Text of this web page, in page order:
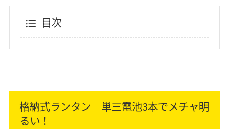
目次
格納式ランタン 単三電池3本でメチャ明
るい！